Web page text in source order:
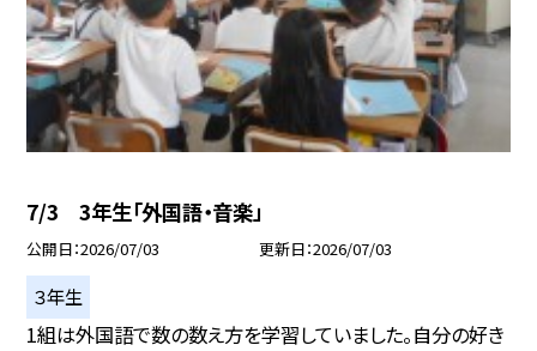
7/3 3年生「外国語・音楽」
公開日 2026/07/03 更新日 2026/07/03
３年生
1組は外国語で数の数え方を学習していました。自分の好き